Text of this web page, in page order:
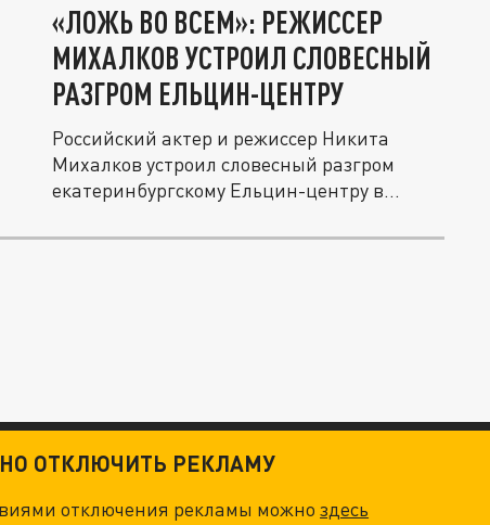
«ЛОЖЬ ВО ВСЕМ»: РЕЖИССЕР
МИХАЛКОВ УСТРОИЛ СЛОВЕСНЫЙ
РАЗГРОМ ЕЛЬЦИН-ЦЕНТРУ
Российский актер и режиссер Никита
Михалков устроил словесный разгром
екатеринбургскому Ельцин-центру в...
ОТКЛЮЧИТЬ РЕКЛАМУ
отключения рекламы можноздесь